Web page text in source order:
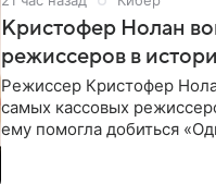
Кристофер Нолан
режиссеров в
Режиссер Кристофер
самых кассовых
ему помогла добиться